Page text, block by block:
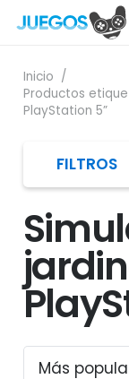
Inicio /
Productos
PlayStation 5”
FILTROS